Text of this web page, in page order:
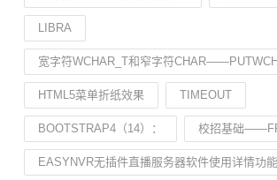
LIBRA
宽字符WCHAR_T和窄字符
HTML5菜单折纸效果 TIMEOUT
BOOTSTRAP4（14）： 校招基础
EASYNVR无插件直播服务器软件使用详情功能